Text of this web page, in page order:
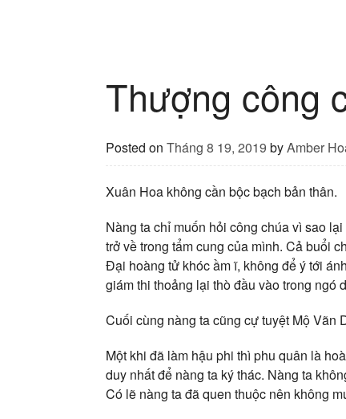
Thượng công
Posted on Tháng 8 19, 2019 byAmber
Xuân Hoa không cần bộc bạch bản thân.
Nàng ta chỉ muốn hỏi công chúa vì sao
trở về trong tẩm cung của mình. Cả buổi
Đại hoàng tử khóc ầm ĩ, không để ý tới
giám thi thoảng lại thò đầu vào trong ngó
Cuối cùng nàng ta cũng cự tuyệt Mộ Vãn
Một khi đã làm hậu phi thì phu quân là
duy nhất để nàng ta ký thác. Nàng ta
Có lẽ nàng ta đã quen thuộc nên không